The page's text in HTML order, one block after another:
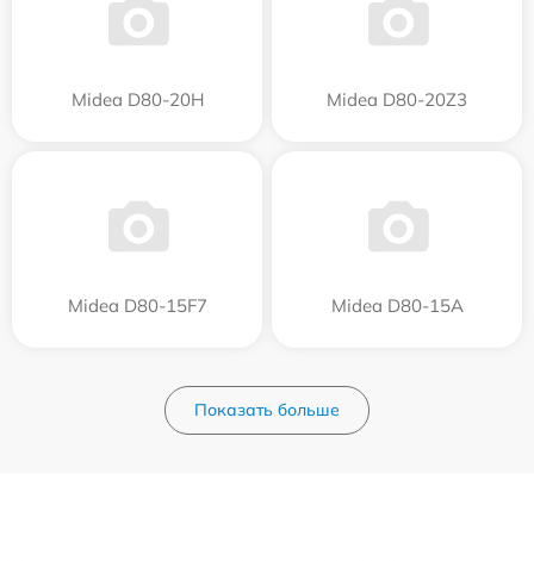
Midea D80-20Н Midea D80-20Z3
Midea D80-15F7 Midea D80-15A
Показать больше